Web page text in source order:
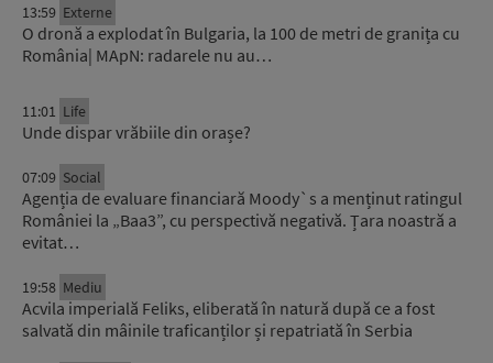
13:59 Externe
O dronă a explodat în Bulgaria, la 100 de metri de granița cu
România| MApN: radarele nu au…
11:01 Life
Unde dispar vrăbiile din orașe?
07:09 Social
Agenția de evaluare financiară Moody`s a menținut ratingul
României la „Baa3”, cu perspectivă negativă. Țara noastră a
evitat…
19:58 Mediu
Acvila imperială Feliks, eliberată în natură după ce a fost
salvată din mâinile traficanților și repatriată în Serbia